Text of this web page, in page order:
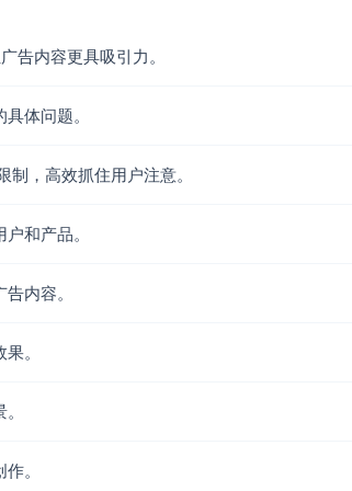
告内容更具吸引力。
体问题。
，高效抓住用户注意。
和产品。
内容。
。
。